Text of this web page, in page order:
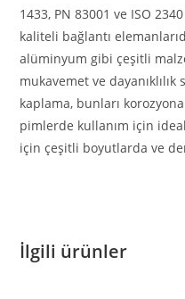
1433, PN 83001 ve ISO
kaliteli bağlantı
alüminyum gibi çeşitli
mukavemet ve
kaplama, bunları
pimlerde kullanım için
için çeşitli boyutlarda ve
İlgili ürünler